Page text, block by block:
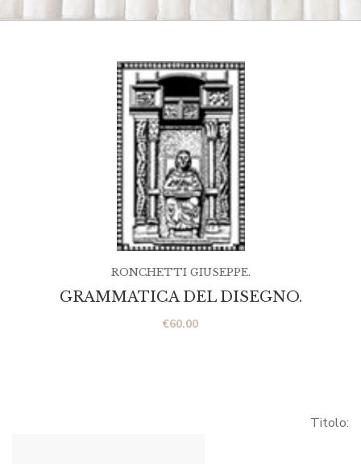
GRAMMATICA DEL DISEGNO.
€60.00
RONCHETTI GIUSEPPE.
Titolo: